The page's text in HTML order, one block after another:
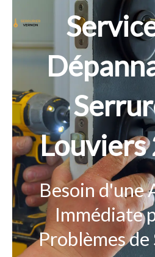
Besoin d'une
Immédiate
Problèmes de